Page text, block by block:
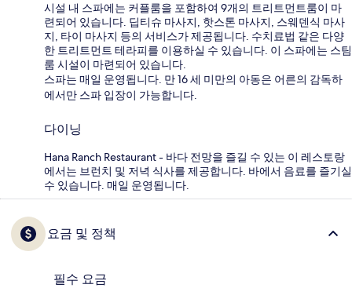
시설 내 스파에는 커플룸을 포함하여 9개의 트리트먼트룸이 마
련되어 있습니다. 딥티슈 마사지, 핫스톤 마사지, 스웨덴식 마사
지, 타이 마사지 등의 서비스가 제공됩니다. 수치료법 같은 다양
한 트리트먼트 테라피를 이용하실 수 있습니다. 이 스파에는 스팀
룸 시설이 마련되어 있습니다.
스파는 매일 운영됩니다. 만 16 세 미만의 아동은 어른의 감독하
에서만 스파 입장이 가능합니다.
다이닝
Hana Ranch Restaurant - 바다 전망을 즐길 수 있는 이 레스토랑
에서는 브런치 및 저녁 식사를 제공합니다. 바에서 음료를 즐기실
수 있습니다. 매일 운영됩니다.
요금 및 정책
필수 요금